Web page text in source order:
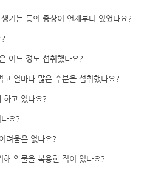
기는 등의 증상이 언제부터 있었나요?
어느 정도 섭취했나요?
얼마나 많은 수분을 섭취했나요?
하고 있나요?
요?
려움은 없나요?
약물을 복용한 적이 있나요?